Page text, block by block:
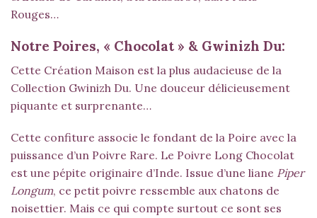
Rouges…
Notre Poires, « Chocolat » & Gwinizh Du:
Cette Création Maison est la plus audacieuse de la
Collection Gwinizh Du. Une douceur délicieusement
piquante et surprenante…
Cette confiture associe le fondant de la Poire avec la
puissance d’un Poivre Rare. Le Poivre Long Chocolat
est une pépite originaire d’Inde. Issue d’une liane Piper
Longum, ce petit poivre ressemble aux chatons de
noisettier. Mais ce qui compte surtout ce sont ses